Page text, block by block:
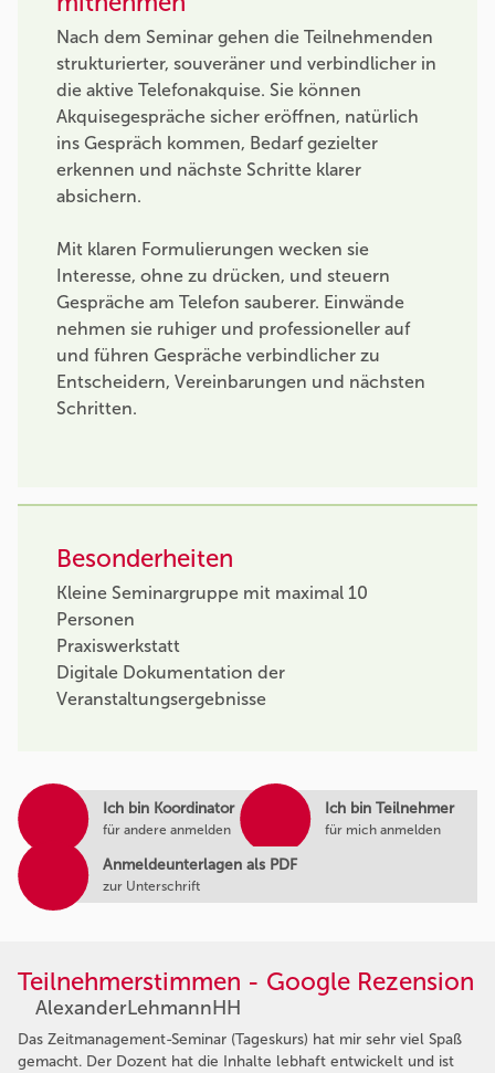
Ich bin Koordinator
für andere anmelden
Ich bin Teilnehmer
für mich anmelden
Anmeldeunterlagen als PDF
zur Unterschrift
Nach dem Seminar gehen die Teilnehmenden
strukturierter, souveräner und verbindlicher in
die aktive Telefonakquise. Sie können
Akquisegespräche sicher eröffnen, natürlich
ins Gespräch kommen, Bedarf gezielter
erkennen und nächste Schritte klarer
absichern.
Mit klaren Formulierungen wecken sie
Interesse, ohne zu drücken, und steuern
Gespräche am Telefon sauberer. Einwände
nehmen sie ruhiger und professioneller auf
und führen Gespräche verbindlicher zu
Entscheidern, Vereinbarungen und nächsten
Schritten.
Besonderheiten
Kleine Seminargruppe mit maximal 10
Personen
Praxiswerkstatt
Digitale Dokumentation der
Veranstaltungsergebnisse
Teilnehmerstimmen - Google Rezension
AlexanderLehmannHH
Das Zeitmanagement-Seminar (Tageskurs) hat mir sehr viel Spaß
gemacht. Der Dozent hat die Inhalte lebhaft entwickelt und ist